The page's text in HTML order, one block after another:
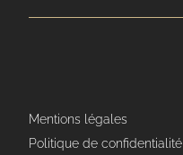
Mentions légales
Politique de confidentialité